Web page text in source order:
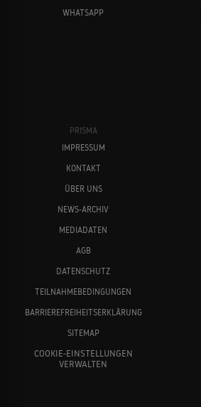
WHATSAPP
PRISMA
IMPRESSUM
KONTAKT
ÜBER UNS
NEWS-ARCHIV
MEDIADATEN
AGB
DATENSCHUTZ
TEILNAHMEBEDINGUNGEN
BARRIEREFREIHEITSERKLÄRUNG
SITEMAP
COOKIE-EINSTELLUNGEN
VERWALTEN